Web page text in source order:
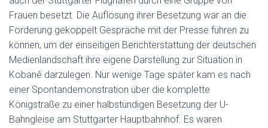
Frauen besetzt. Die Auflösung ihrer Besetzung war an die
Forderung gekoppelt Gespräche mit der Presse führen zu
können, um der einseitigen Berichterstattung der deutschen
Medienlandschaft ihre eigene Darstellung zur Situation in
Kobanê darzulegen. Nur wenige Tage später kam es nach
einer Spontandemonstration über die komplette
Königstraße zu einer halbstündigen Besetzung der U-
Bahngleise am Stuttgarter Hauptbahnhof. Es waren